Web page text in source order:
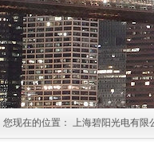
您现在的位置： 上海碧阳光电有限